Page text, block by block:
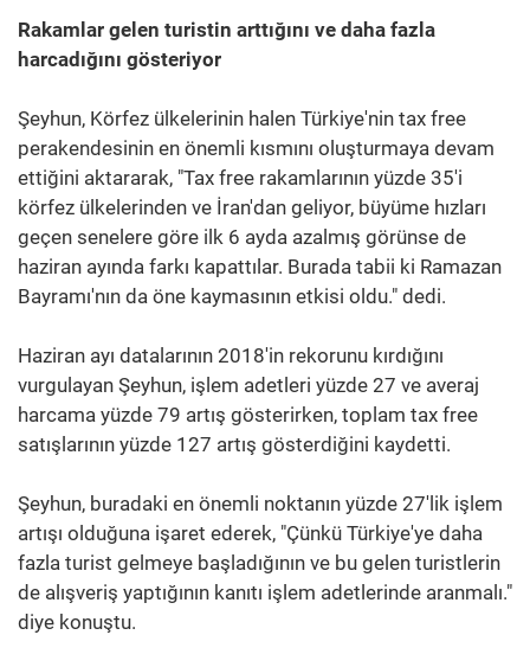
Rakamlar gelen turistin arttığını ve daha fazla
harcadığını gösteriyor
Şeyhun, Körfez ülkelerinin halen Türkiye'nin tax free
perakendesinin en önemli kısmını oluşturmaya devam
ettiğini aktararak, "Tax free rakamlarının yüzde 35'i
körfez ülkelerinden ve İran'dan geliyor, büyüme hızları
geçen senelere göre ilk 6 ayda azalmış görünse de
haziran ayında farkı kapattılar. Burada tabii ki Ramazan
Bayramı'nın da öne kaymasının etkisi oldu." dedi.
Haziran ayı datalarının 2018'in rekorunu kırdığını
vurgulayan Şeyhun, işlem adetleri yüzde 27 ve averaj
harcama yüzde 79 artış gösterirken, toplam tax free
satışlarının yüzde 127 artış gösterdiğini kaydetti.
Şeyhun, buradaki en önemli noktanın yüzde 27'lik işlem
artışı olduğuna işaret ederek, "Çünkü Türkiye'ye daha
fazla turist gelmeye başladığının ve bu gelen turistlerin
de alışveriş yaptığının kanıtı işlem adetlerinde aranmalı."
diye konuştu.